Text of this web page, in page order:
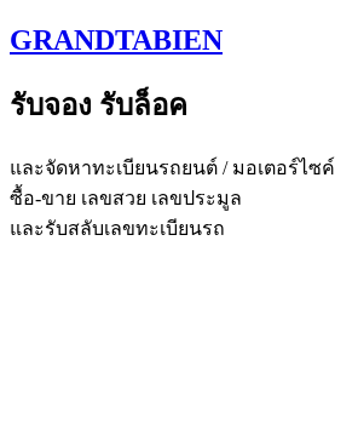
Skip
to
GRANDTABIEN
รับจอง รับล็อค
และจัดหาทะเบียนรถยนต์ / มอเตอร์ไซค์
ซื้อ-ขาย เลขสวย เลขประมูล
และรับสลับเลขทะเบียนรถ